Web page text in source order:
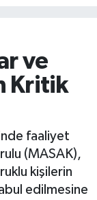
ve
Kritik
faaliyet
(MASAK),
kişilerin
edilmesine